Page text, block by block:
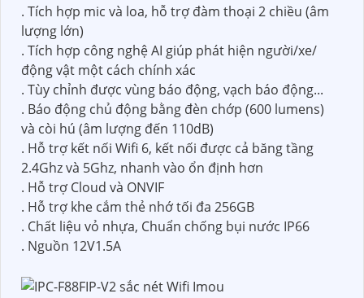
. Tích hợp mic và loa, hỗ trợ đàm thoại 2 chiều (âm
lượng lớn)
. Tích hợp công nghệ AI giúp phát hiện người/xe/
động vật một cách chính xác
. Tùy chỉnh được vùng báo động, vạch báo động...
. Báo động chủ động bằng đèn chớp (600 lumens)
và còi hú (âm lượng đến 110dB)
. Hỗ trợ kết nối Wifi 6, kết nối được cả băng tầng
2.4Ghz và 5Ghz, nhanh vào ổn định hơn
. Hỗ trợ Cloud và ONVIF
. Hỗ trợ khe cắm thẻ nhớ tối đa 256GB
. Chất liệu vỏ nhựa, Chuẩn chống bụi nước IP66
. Nguồn 12V1.5A